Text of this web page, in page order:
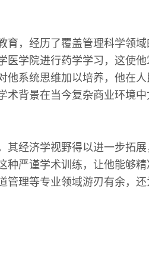
育，经历了覆盖管理科学领
医学院进行药学学习，这使
他系统思维加以培养，他在
术背景在当今复杂商业环境
其经济学视野得以进一步拓
种严谨学术训练，让他能够
管理等专业领域游刃有余，